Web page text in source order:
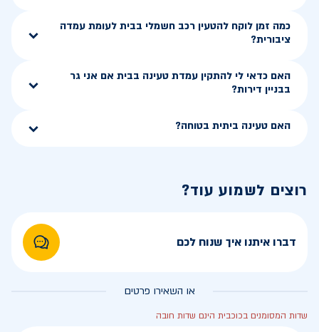
כמה זמן לוקח להטעין רכב חשמלי בבית לעומת עמדה
ציבורית?
האם כדאי לי להתקין עמדת טעינה בבית אם אני גר
בבניין דירות?
האם טעינה ביתית בטוחה?
רוצים לשמוע עוד?
דברו איתנו איך שנוח לכם
או השאירו פרטים
שדות המסומנים בכוכבית הינם שדות חובה